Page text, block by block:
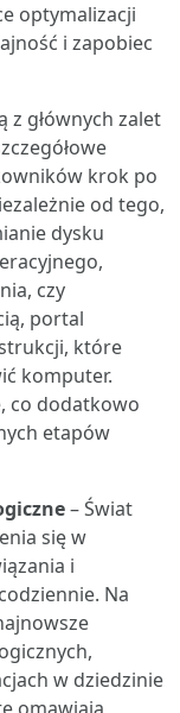
optymalizacji
i zapobiec
z głównych zalet
krok po
od tego,
dysku
czy
portal
które
komputer.
co dodatkowo
etapów
– Świat
się w
i
Na
w dziedzinie